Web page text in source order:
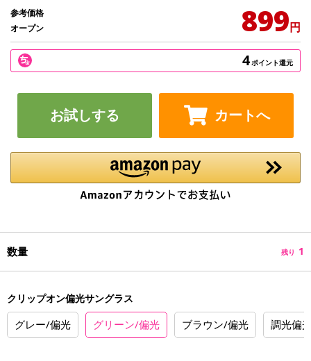
参考価格
オープン
899円
4ポイント還元
お試しする カートへ
数量 残り 1
クリップオン偏光サングラス
グレー/偏光 グリーン/偏光 ブラウン/偏光 調光偏